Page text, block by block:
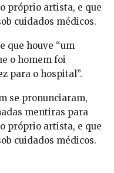
próprio artista, e que
cuidados médicos.
que houve “um
o homem foi
para o hospital”.
se pronunciaram,
mentiras para
próprio artista, e que
cuidados médicos.